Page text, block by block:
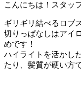
こんにちは！スタッ
ギリギリ結べるロブ
切りっぱなしはアイ
めです！
ハイライトを活かし
たり、髪質が硬い方